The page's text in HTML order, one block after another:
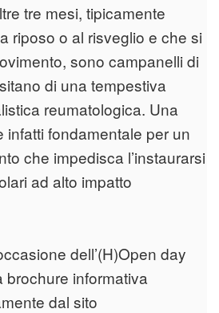
tre mesi, tipicamente
riposo o al risveglio e che si
sono campanelli di
di una tempestiva
reumatologica. Una
fondamentale per un
che impedisca l’instaurarsi
ad alto impatto
dell’(H)Open day
brochure informativa
dal sito